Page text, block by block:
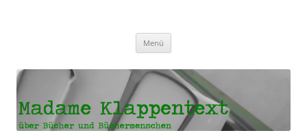
Menü